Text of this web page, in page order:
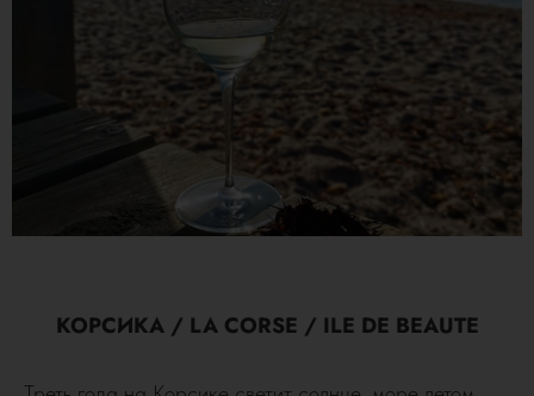
КОРСИКА / LA CORSE / ILE DE BEAUTE